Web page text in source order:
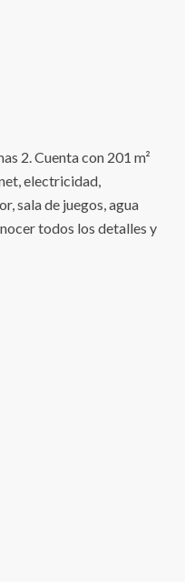
2. Cuenta con 201 m²
electricidad,
sala de juegos, agua
todos los detalles y